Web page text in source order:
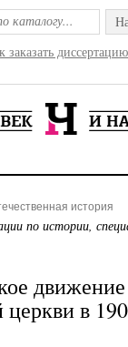
заказать
история
по истории,
в